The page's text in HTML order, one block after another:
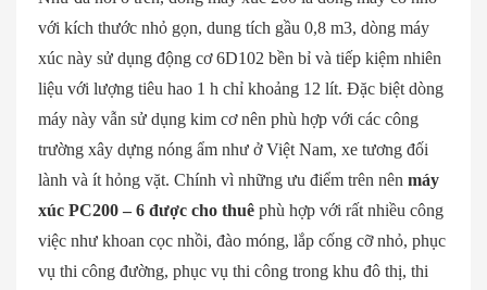
với kích thước nhỏ gọn, dung tích gầu 0,8 m3, dòng máy
xúc này sử dụng động cơ 6D102 bền bỉ và tiếp kiệm nhiên
liệu với lượng tiêu hao 1 h chỉ khoảng 12 lít. Đặc biệt dòng
máy này vẫn sử dụng kim cơ nên phù hợp với các công
trường xây dựng nóng ẩm như ở Việt Nam, xe tương đối
lành và ít hỏng vặt. Chính vì những ưu điểm trên nên máy
xúc PC200 – 6 được cho thuê phù hợp với rất nhiều công
việc như khoan cọc nhồi, đào móng, lắp cống cỡ nhỏ, phục
vụ thi công đường, phục vụ thi công trong khu đô thị, thi